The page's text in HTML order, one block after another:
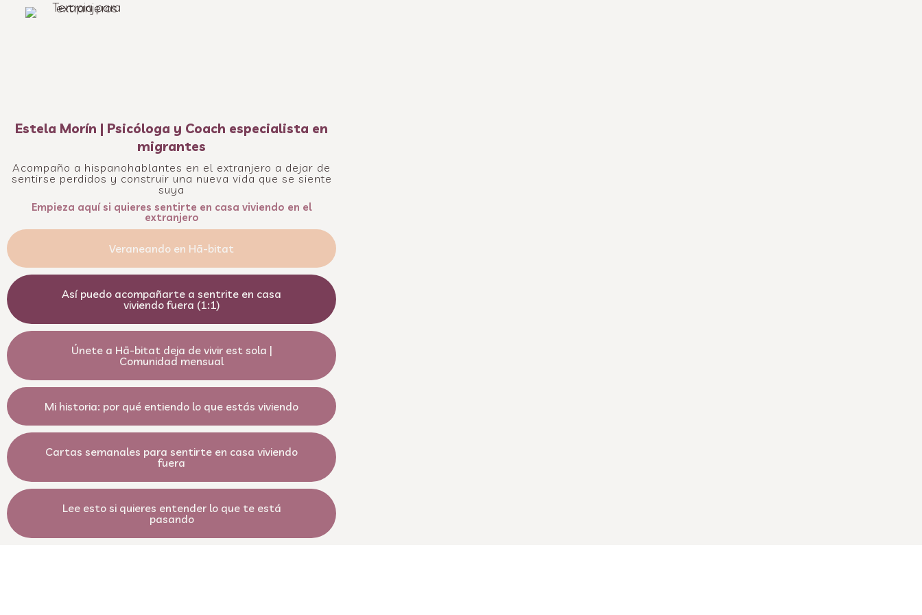
Estela Morín | Psicóloga y Coach especialista en
migrantes
Acompaño a hispanohablantes en el extranjero a dejar de
sentirse perdidos y construir una nueva vida que se siente
suya
Empieza aquí si quieres sentirte en casa viviendo en el
extranjero
Veraneando en Hā-bitat
Así puedo acompañarte a sentrite en casa
viviendo fuera (1:1)
Únete a Hā-bitat deja de vivir est sola |
Comunidad mensual
Mi historia: por qué entiendo lo que estás viviendo
Cartas semanales para sentirte en casa viviendo
fuera
Lee esto si quieres entender lo que te está
pasando